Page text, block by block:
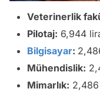
Veterinerlik
Pilotaj: 6,944
Bilgisayar:
Mühendislik:
Mimarlık: